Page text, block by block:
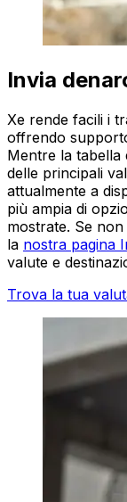
Invia
Xe rende facili i
offrendo
Mentre la tabella
delle principali
attualmente a
più ampia di
mostrate. Se
la nostra pagina
valute e
Trova la tua